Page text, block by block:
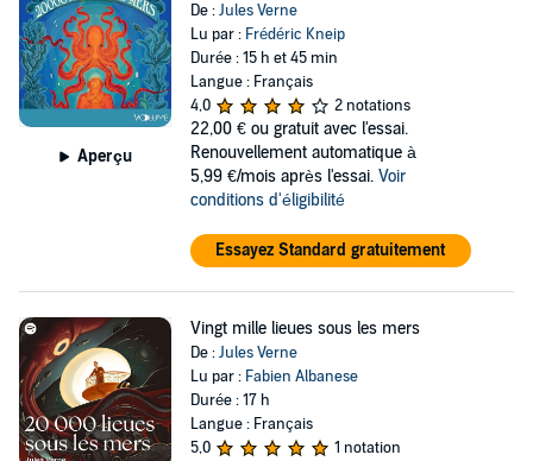
Aperçu
De :Jules Verne
Lu par : Frédéric Kneip
Durée : 15 h et 45 min
Langue : Français
4,0
2 notations
22,00 € ou gratuit avec l'essai.
Renouvellement automatique à
5,99 €/mois après l'essai. Voir
conditions d'éligibilité
Essayez Standard gratuitement
Vingt mille lieues sous les mers
De :Jules Verne
Lu par : Fabien Albanese
Durée : 17 h
Langue : Français
5,0
1 notation